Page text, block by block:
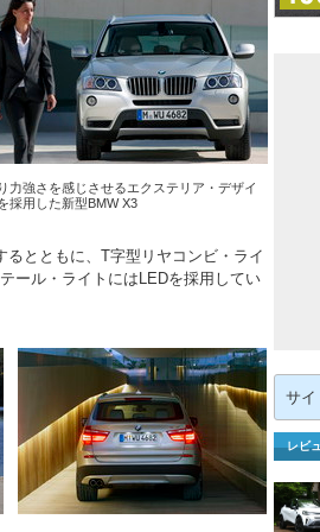
力強さを感じさせるエクステリア・デザイ
採用した新型BMW X3
とともに、T字型リヤコンビ・ライ
ール・ライトにはLEDを採用してい
索:
レビ